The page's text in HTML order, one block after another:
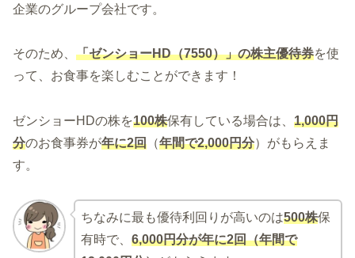
企業のグループ会社です。
そのため、 「ゼンショーHD（7550）」の株主優待券を使
って、お食事を楽しむことができます！
ゼンショーHDの株を100株保有している場合は、 1,000円
分のお食事券が年に2回 （年間で2,000円分）がもらえま
す。
ちなみに最も優待利回りが高いのは500株保
有時で、 6,000円分が年に2回（年間で